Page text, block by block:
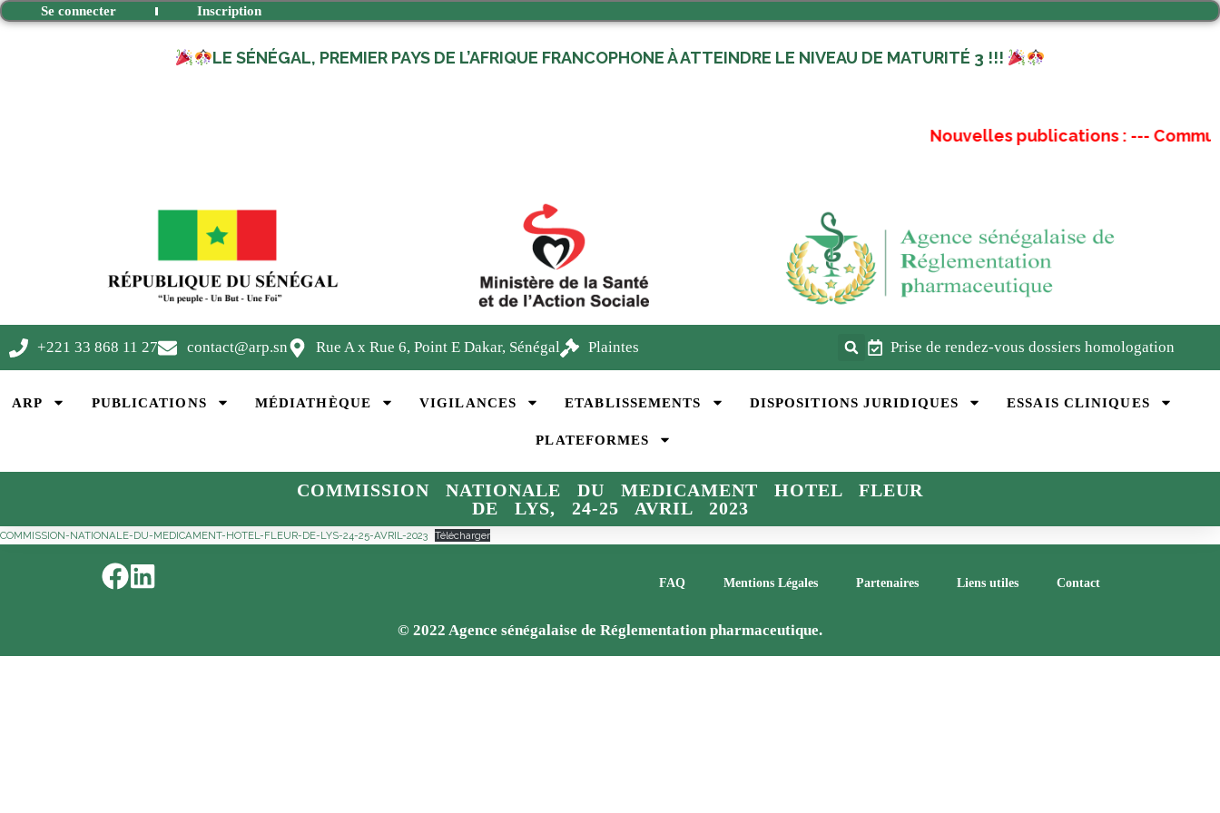
Se connecter Inscription
LE SÉNÉGAL, PREMIER PAYS DE L’AFRIQUE FRANCOPHONE À ATTEINDRE LE NIVEAU DE MATURITÉ 3 !!!
Nouvelles publications :---
+221 33 868 11 27 contact@arp.sn Rue A x Rue 6, Point E Dakar, Sénégal Plaintes Prise de rendez-vous dossiers homologation
ARP PUBLICATIONS MÉDIATHÈQUE VIGILANCES ETABLISSEMENTS DISPOSITIONS JURIDIQUES ESSAIS CLINIQUES
PLATEFORMES
COMMISSION NATIONALE DU MEDICAMENT HOTEL FLEUR
DE LYS, 24-25 AVRIL 2023
COMMISSION-NATIONALE-DU-MEDICAMENT-HOTEL-FLEUR-DE-LYS-24-25-AVRIL-2023 Télécharger
FAQ Mentions Légales Partenaires Liens utiles Contact
© 2022 Agence sénégalaise de Réglementation pharmaceutique.